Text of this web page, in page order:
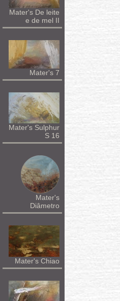
Mater's De leite
e de mel II
Mater's 7
Mater's Sulphur
S 16
Mater's
Diâmetro
Mater's Chiao